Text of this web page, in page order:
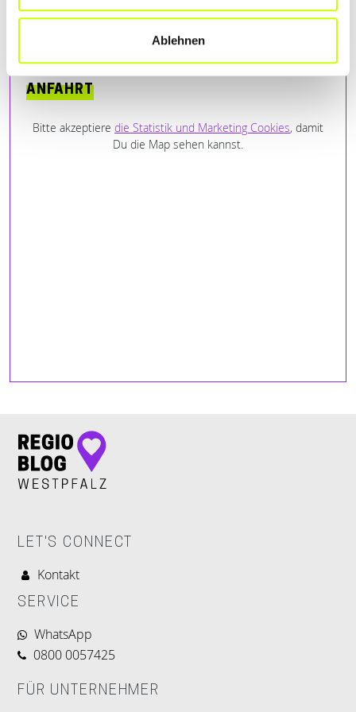
Ablehnen
Johannes Ries– 16.09.2020
ANFAHRT
Bitte akzeptiere die Statistik und Marketing Cookies, damit
Du die Map sehen kannst.
LET'S CONNECT
Kontakt
SERVICE
WhatsApp
0800 0057425
FÜR UNTERNEHMER